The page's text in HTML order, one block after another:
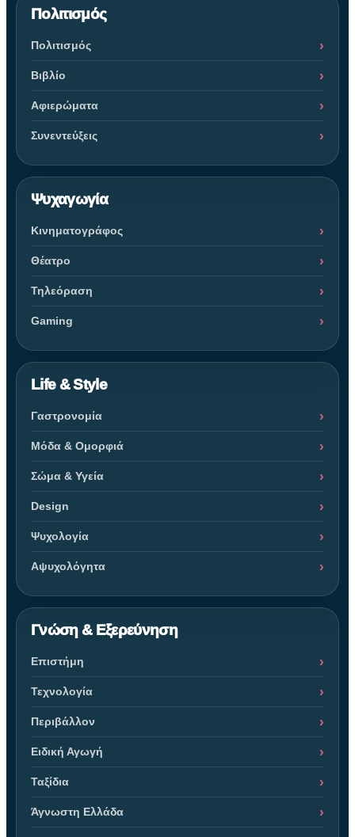
Πολιτισμός
Πολιτισμός
Βιβλίο
Αφιερώματα
Συνεντεύξεις
Ψυχαγωγία
Κινηματογράφος
Θέατρο
Τηλεόραση
Gaming
Life & Style
Γαστρονομία
Μόδα & Ομορφιά
Σώμα & Υγεία
Design
Ψυχολογία
Αψυχολόγητα
Γνώση & Εξερεύνηση
Επιστήμη
Τεχνολογία
Περιβάλλον
Ειδική Αγωγή
Ταξίδια
Άγνωστη Ελλάδα